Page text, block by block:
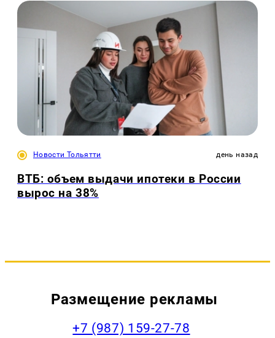
Новости Тольятти день назад
ВТБ: объем выдачи ипотеки в России
вырос на 38%
Размещение рекламы
+7 (987) 159-27-78